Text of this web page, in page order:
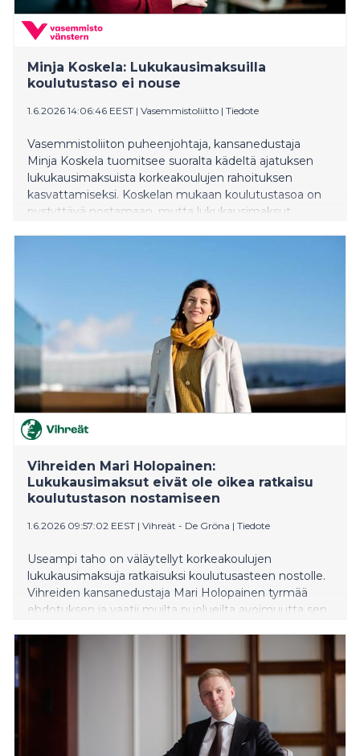
Minja Koskela: Lukukausimaksuilla
koulutustaso ei nouse
1.6.2026 14:06:46 EEST | Vasemmistoliitto | Tiedote
Vasemmistoliiton puheenjohtaja, kansanedustaja
Minja Koskela tuomitsee suoralta kädeltä ajatuksen
lukukausimaksuista korkeakoulujen rahoituksen
kasvattamiseksi. Koskelan mukaan koulutustasoa on
pystyttävä nostamaan, mutta lukukausimaksut
Vihreiden Mari Holopainen:
Lukukausimaksut eivät ole oikea ratkaisu
koulutustason nostamiseen
1.6.2026 09:57:02 EEST | Vihreät - De Gröna | Tiedote
Useampi taho on väläytellyt korkeakoulujen
lukukausimaksuja ratkaisuksi koulutusasteen nostolle.
Vihreiden kansanedustaja Mari Holopainen tyrmää
ehdotuksen ja vaatii muilta puolueilta avoimuutta sen